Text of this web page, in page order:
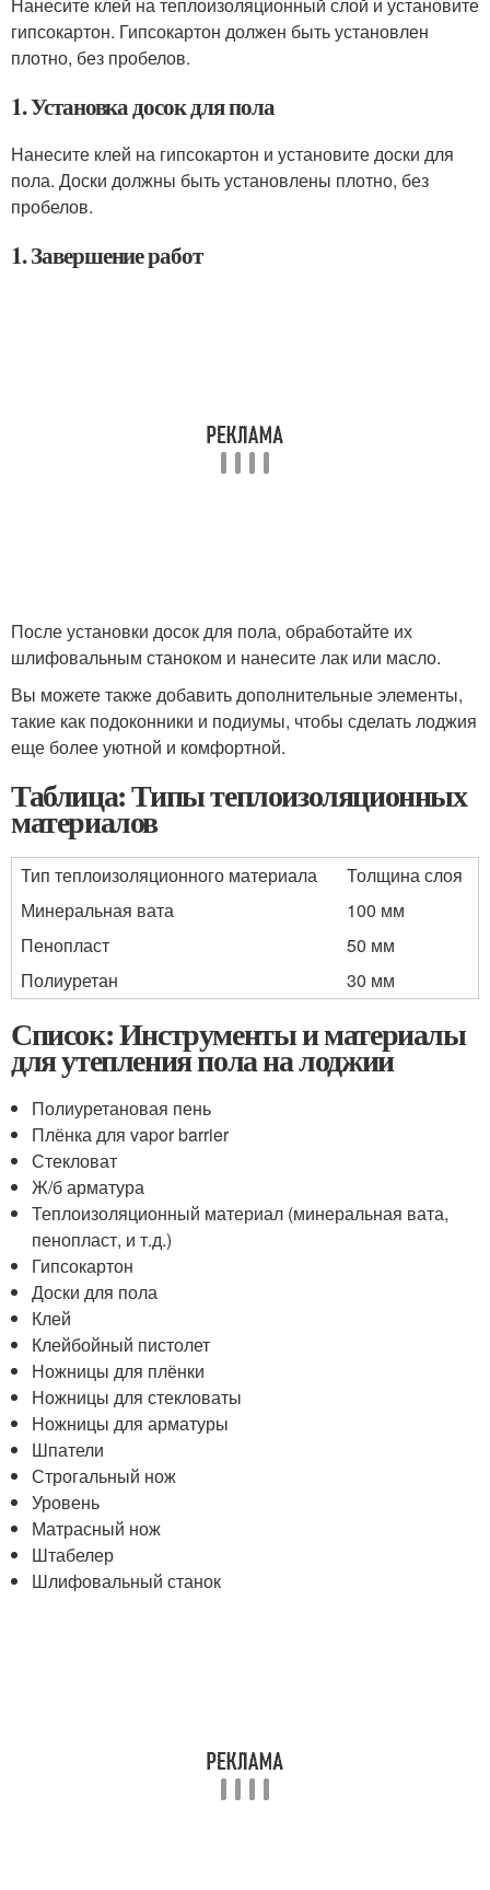
гипсокартон. Гипсокартон должен быть установлен
плотно, без пробелов.
1. Установка досок для пола
Нанесите клей на гипсокартон и установите доски для
пола. Доски должны быть установлены плотно, без
пробелов.
1. Завершение работ
После установки досок для пола, обработайте их
шлифовальным станоком и нанесите лак или масло.
Вы можете также добавить дополнительные элементы,
такие как подоконники и подиумы, чтобы сделать лоджия
еще более уютной и комфортной.
Таблица: Типы теплоизоляционных
материалов
Тип теплоизоляционного материала
Толщина слоя
Минеральная вата
100 мм
Пенопласт
50 мм
Полиуретан
30 мм
Список: Инструменты и материалы
для утепления пола на лоджии
Полиуретановая пень
Плёнка для vapor barrier
Стекловат
Ж/б арматура
Теплоизоляционный материал (минеральная вата,
пенопласт, и т.д.)
Гипсокартон
Доски для пола
Клей
Клейбойный пистолет
Ножницы для плёнки
Ножницы для стекловаты
Ножницы для арматуры
Шпатели
Строгальный нож
Уровень
Матрасный нож
Штабелер
Шлифовальный станок